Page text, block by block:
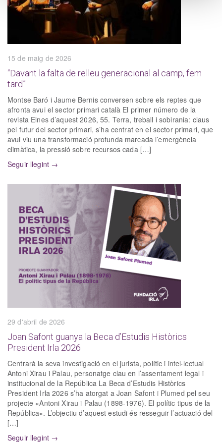
15 de maig de 2026
“Davant la falta de relleu generacional al camp, fem
tard”
Montse Baró i Jaume Bernis conversen sobre els reptes que
afronta avui el sector primari català El primer número de la
revista Eines d’aquest 2026, 55. Terra, treball i sobirania: claus
pel futur del sector primari, s’ha centrat en el sector primari, que
avui viu una transformació profunda marcada l’emergència
climàtica, la pressió sobre recursos cada […]
Seguir llegint →
29 d'abril de 2026
Joan Safont guanya la Beca d’Estudis Històrics
President Irla 2026
Centrarà la seva investigació en el jurista, polític i intel·lectual
Antoni Xirau i Palau, personatge clau en l’assentament legal i
institucional de la República La Beca d’Estudis Històrics
President Irla 2026 s’ha atorgat a Joan Safont i Plumed pel seu
projecte «Antoni Xirau i Palau (1898-1976). El polític tipus de la
República». L’objectiu d’aquest estudi és resseguir l’actuació del
[…]
Seguir llegint →